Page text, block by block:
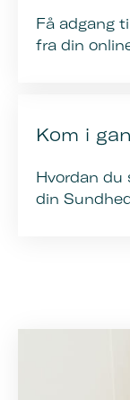
Få adgang
fra din
Kom i
Hvordan
din